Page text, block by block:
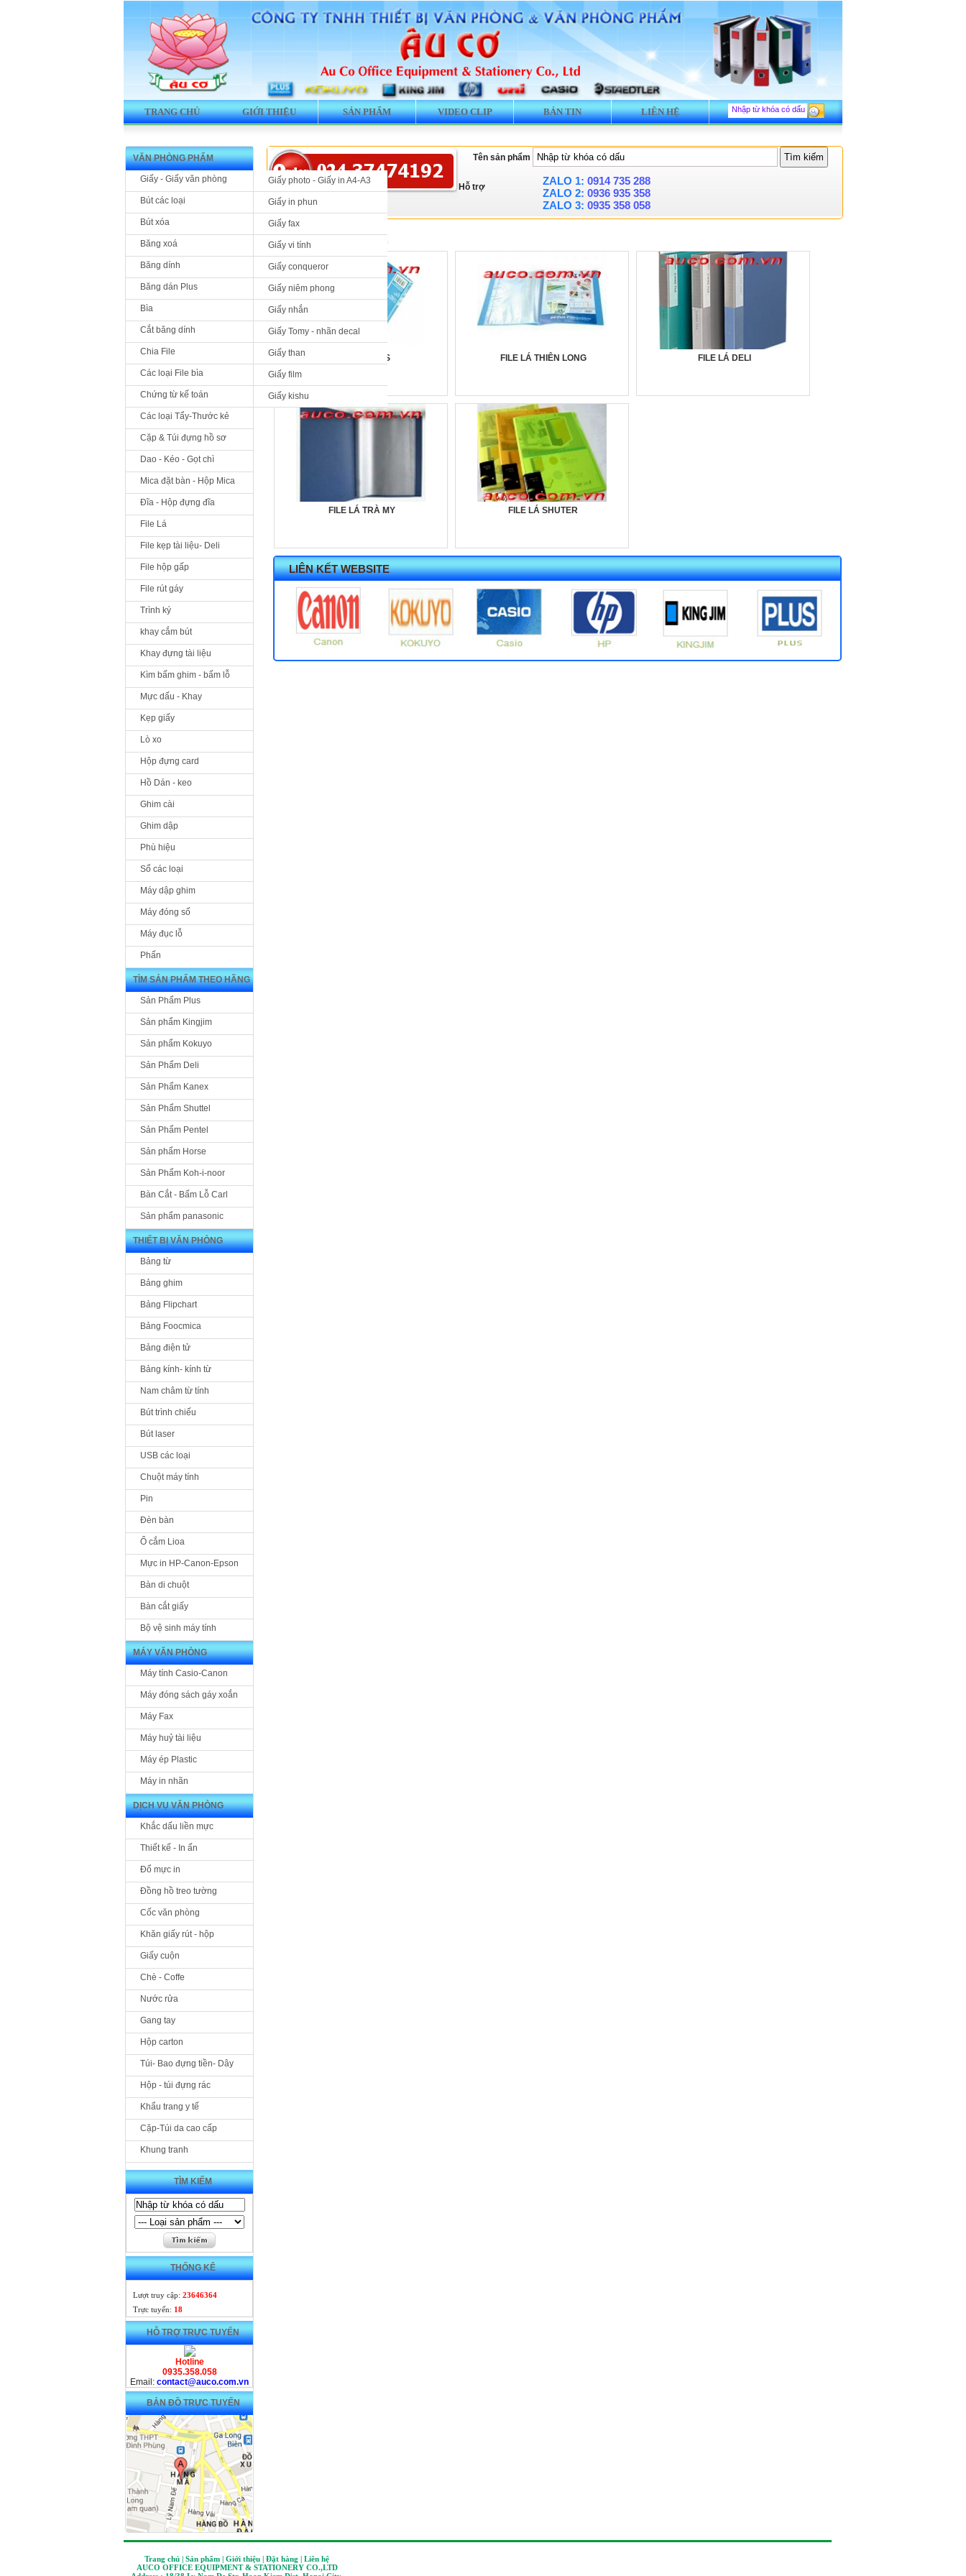
TRANG CHỦ GIỚI THIỆU SẢN PHẨM VIDEO CLIP BẢN TIN LIÊN HỆ
VĂN PHÒNG PHẨM
Giấy - Giấy văn phòng Giấy photo - Giấy in A4-A3
Giấy in phun
Giấy fax
Giấy vi tính
Giấy conqueror
Giấy niêm phong
Giấy nhắn
Giấy Tomy - nhãn decal
Giấy than
Giấy film
Giấy kishu
Bút các loại
Bút xóa
Băng xoá
Băng dính
Băng dán Plus
Bìa
Cắt băng dính
Chia File
Các loại File bìa
Chứng từ kế toán
Các loại Tẩy-Thước kẻ
Cặp & Túi đựng hồ sơ
Dao - Kéo - Gọt chì
Mica đặt bàn - Hộp Mica
Đĩa - Hộp đựng đĩa
File Lá
File kẹp tài liệu- Deli
File hộp gấp
File rút gáy
Trình ký
khay cắm bút
Khay đựng tài liệu
Kìm bấm ghim - bấm lỗ
Mực dấu - Khay
Kẹp giấy
Lò xo
Hộp đựng card
Hồ Dán - keo
Ghim cài
Ghim dập
Phù hiệu
Sổ các loại
Máy dập ghim
Máy đóng số
Máy đục lỗ
Phấn
TÌM SẢN PHẨM THEO HÃNG
Sản Phẩm Plus
Sản phẩm Kingjim
Sản phẩm Kokuyo
Sản Phẩm Deli
Sản Phẩm Kanex
Sản Phẩm Shuttel
Sản Phẩm Pentel
Sản phẩm Horse
Sản Phẩm Koh-i-noor
Bàn Cắt - Bấm Lỗ Carl
Sản phẩm panasonic
THIẾT BỊ VĂN PHÒNG
Bảng từ
Bảng ghim
Bảng Flipchart
Bảng Foocmica
Bảng điện tử
Bảng kính- kính từ
Nam châm từ tính
Bút trình chiếu
Bút laser
USB các loại
Chuột máy tính
Pin
Đèn bàn
Ổ cắm Lioa
Mực in HP-Canon-Epson
Bàn di chuột
Bàn cắt giấy
Bộ vệ sinh máy tính
MÁY VĂN PHÒNG
Máy tính Casio-Canon
Máy đóng sách gáy xoắn
Máy Fax
Máy huỷ tài liệu
Máy ép Plastic
Máy in nhãn
DỊCH VỤ VĂN PHÒNG
Khắc dấu liền mực
Thiết kế - In ấn
Đổ mực in
Đồng hồ treo tường
Cốc văn phòng
Khăn giấy rút - hộp
Giấy cuộn
Chè - Coffe
Nước rửa
Gang tay
Hộp carton
Túi- Bao đựng tiền- Dây
Hộp - túi đựng rác
Khẩu trang y tế
Cặp-Túi da cao cấp
Khung tranh
TÌM KIẾM
THỐNG KÊ
Lượt truy cập: 23646364
Trực tuyến: 18
HỖ TRỢ TRỰC TUYẾN
Hotline
0935.358.058
Email: contact@auco.com.vn
BẢN ĐỒ TRỰC TUYẾN
Tên sản phẩm
Hỗ trợ ZALO 1: 0914 735 288
ZALO 2: 0936 935 358
ZALO 3: 0935 358 058
FILE LÁ PLUS FILE LÁ THIÊN LONG FILE LÁ DELI
FILE LÁ TRÀ MY FILE LÁ SHUTER
LIÊN KẾT WEBSITE
Trang chủ | Sản phẩm | Giới thiệu | Đặt hàng | Liên hệ
AUCO OFFICE EQUIPMENT & STATIONERY CO.,LTD